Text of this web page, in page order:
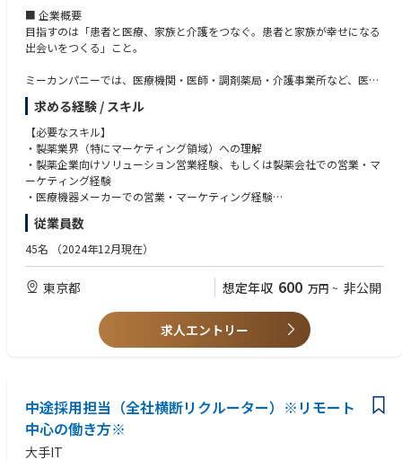
■ 企業概要
目指すのは「患者と医療、家族と介護をつなぐ。患者と家族が幸せになる
出会いをつくる」こと。
ミーカンパニーでは、医療機関・医師・調剤薬局・介護事業所など、医
療・介護業界で展開するデータベース「SCUEL DATA（スクエルデー
タ）」の開発・サービス提供を行っています。
このサービスを通じて、医療・介護業界に対して適切なターゲティングや
マーケティングを支援することで、従事者やご家族の負担を軽減し、より
良い「医療・介護」の世界を創っていきたいと考えています。
現在、製薬企業をはじめ、医療機器メーカー、人材紹介企業などにSCUEL
データサービスを幅広くご利用いただいており、さらなるサービス拡充に
■ 仕事内容
製薬企業や医療機器メーカーに対し、SCUEL DATAの医療機関や医師に関
するオープンデータを活かしたターゲティングリストの提案などを行って
います。また、データの提案だけでなく、新たなデータの探索やデータを
し、その具体化と実行をサポートしていきます。
・開発部門と連携しながら商品改善、新規商品の企画
求める経験 / スキル
【必要なスキル】
・製薬業界（特にマーケティング領域）への理解
・製薬企業向けソリューション営業経験、もしくは製薬会社での営業・マ
ーケティング経験
・医療機器メーカーでの営業・マーケティング経験
※上記いずれかにおいて、3年以上のご経験がある方
【歓迎なスキル】
用した分析、示唆出しの経験
・非定型なソリューションの提案経験
・マーケティング、コンサルティング業務経験
【求める人物像】
従業員数
45名 （2024年12月現在）
東京都 想定年収 600 万円 ~ 非公開
求人エントリー
中途採用担当（全社横断リクルーター）※リモート
中心の働き方※
大手IT